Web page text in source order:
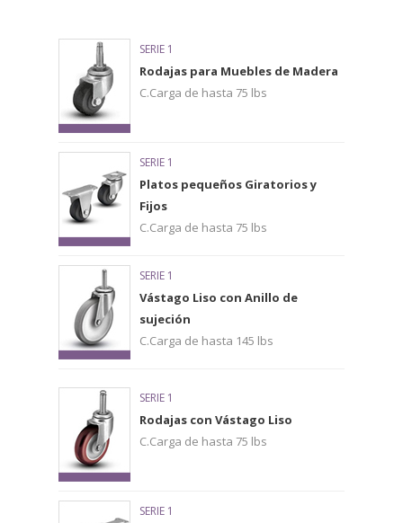
SERIE 1
Rodajas para Muebles de Madera
C.Carga de hasta 75 lbs
SERIE 1
Platos pequeños Giratorios y
Fijos
C.Carga de hasta 75 lbs
SERIE 1
Vástago Liso con Anillo de
sujeción
C.Carga de hasta 145 lbs
SERIE 1
Rodajas con Vástago Liso
C.Carga de hasta 75 lbs
SERIE 1